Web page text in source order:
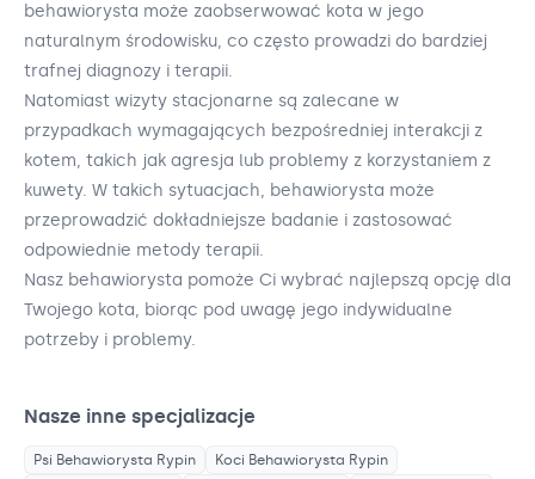
behawiorysta może zaobserwować kota w jego
naturalnym środowisku, co często prowadzi do bardziej
trafnej diagnozy i terapii.
Natomiast wizyty stacjonarne są zalecane w
przypadkach wymagających bezpośredniej interakcji z
kotem, takich jak agresja lub problemy z korzystaniem z
kuwety. W takich sytuacjach, behawiorysta może
przeprowadzić dokładniejsze badanie i zastosować
odpowiednie metody terapii.
Nasz behawiorysta pomoże Ci wybrać najlepszą opcję dla
Twojego kota, biorąc pod uwagę jego indywidualne
potrzeby i problemy.
Nasze inne specjalizacje
Psi Behawiorysta Rypin Koci Behawiorysta Rypin